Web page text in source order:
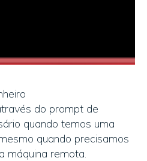
do prompt de
quando temos uma
quando precisamos
máquina remota.